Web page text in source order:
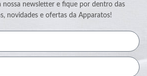
nossa newsletter e fique por dentro das
novidades e ofertas da Apparatos!